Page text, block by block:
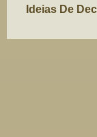
Ideias De